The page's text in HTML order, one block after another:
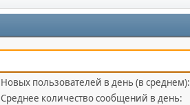
Новых пользователей в день (в среднем):
Среднее количество сообщений в день: